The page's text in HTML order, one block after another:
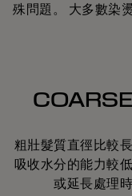
殊問題。 大多數染
COARSE
粗壯髮質直徑比較
吸收水分的能力較
或延長處理